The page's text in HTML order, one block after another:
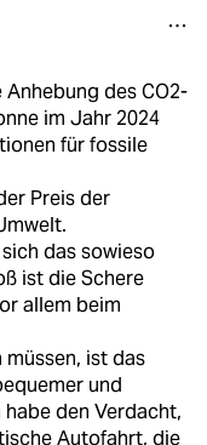
des CO2-
im Jahr 2024
für fossile
Preis der
das sowieso
ist die Schere
allem beim
müssen, ist das
und
den Verdacht,
Autofahrt, die